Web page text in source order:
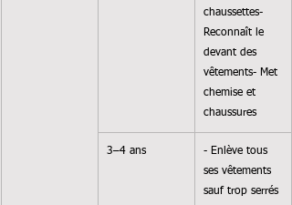
chaussettes-
Reconnaît le
devant des
vêtements- Met
chemise et
chaussures
3–4 ans
- Enlève tous
ses vêtements
sauf trop serrés